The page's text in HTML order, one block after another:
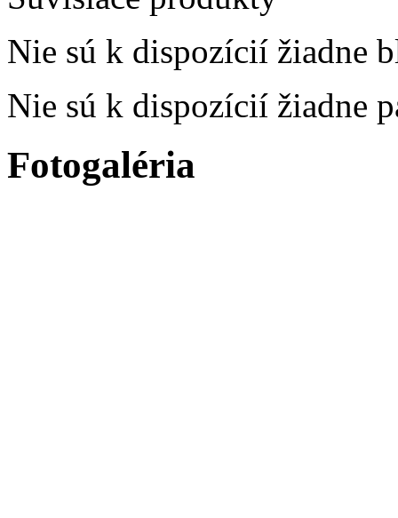
Nie sú k dispozícií žiadne
Nie sú k dispozícií žiadne
Fotogaléria